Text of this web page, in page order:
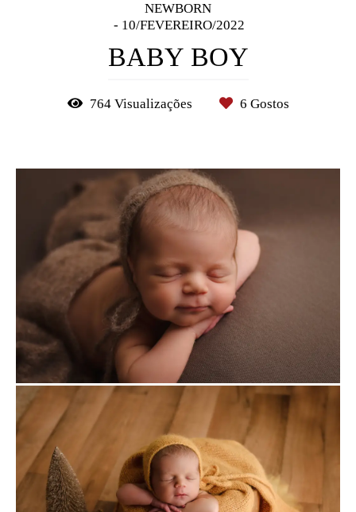
NEWBORN
10/FEVEREIRO/2022
BABY BOY
764Visualizações 6 Gostos